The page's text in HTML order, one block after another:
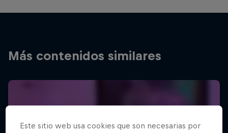
Más contenidos similares
Este sitio web usa cookies que son necesarias por